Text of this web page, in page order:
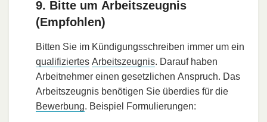
9. Bitte um Arbeitszeugnis
(Empfohlen)
Bitten Sie im Kündigungsschreiben immer um ein
qualifiziertes Arbeitszeugnis. Darauf haben
Arbeitnehmer einen gesetzlichen Anspruch. Das
Arbeitszeugnis benötigen Sie überdies für die
Bewerbung. Beispiel Formulierungen: